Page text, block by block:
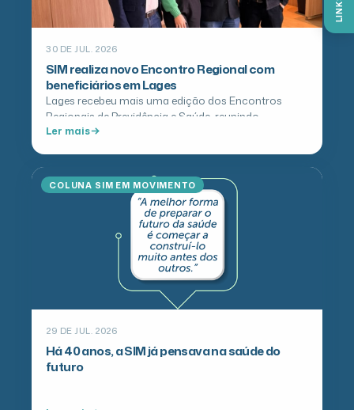
30 DE JUL. 2026
SIM realiza novo Encontro Regional com
beneficiários em Lages
Lages recebeu mais uma edição dos Encontros
Regionais de Previdência e Saúde, reunindo
beneficiários da SIM e da Fusesc em…
Ler mais
COLUNA SIM EM MOVIMENTO
29 DE JUL. 2026
Há 40 anos, a SIM já pensava na saúde do
futuro